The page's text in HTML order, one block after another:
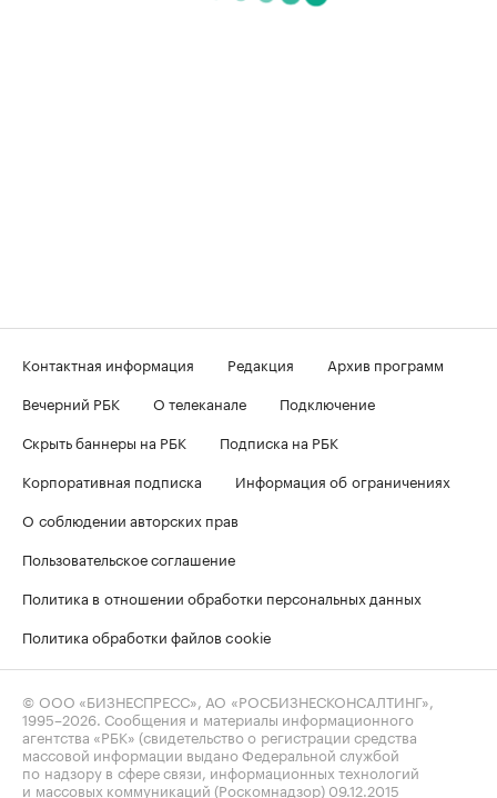
Контактная информация Редакция
Архив программ
Вечерний РБК
О телеканале
Подключение
Скрыть баннеры на РБК
Подписка на РБК
Корпоративная подписка
Информация об ограничениях
О соблюдении авторских прав
Пользовательское соглашение
Политика в отношении обработки персональных данных
Политика обработки файлов cookie
© ООО «БИЗНЕСПРЕСС», АО «РОСБИЗНЕСКОНСАЛТИНГ»,
1995–2026 . Сообщения и материалы информационного
агентства «РБК» (свидетельство о регистрации средства
массовой информации выдано Федеральной службой
по надзору в сфере связи, информационных технологий
и массовых коммуникаций (Роскомнадзор) 09.12.2015